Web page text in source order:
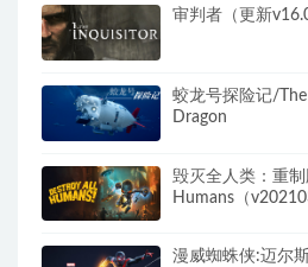
审判者（更新
蛟龙号探险记/
Dragon
毁灭全人类：重
Humans（
漫威蜘蛛侠:迈尔